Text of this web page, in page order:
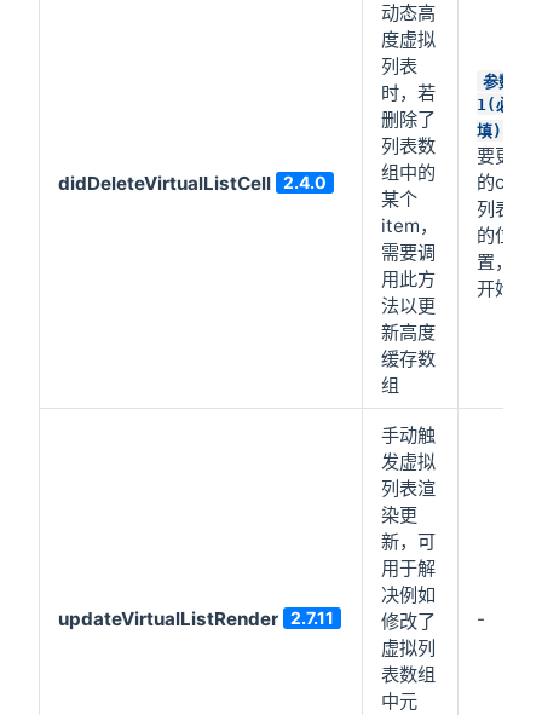
didDeleteVirtualListCell 2.4.0
动态高
度虚拟
列表
时，若
删除了
列表数
组中的
某个
item，
需要调
用此方
法以更
新高度
缓存数
组
参数
1(必
填)
要更新
的cell
列表中
的位
置，从0
开始
updateVirtualListRender 2.7.11
手动触
发虚拟
列表渲
染更
新，可
用于解
决例如
修改了
虚拟列
表数组
中元
-